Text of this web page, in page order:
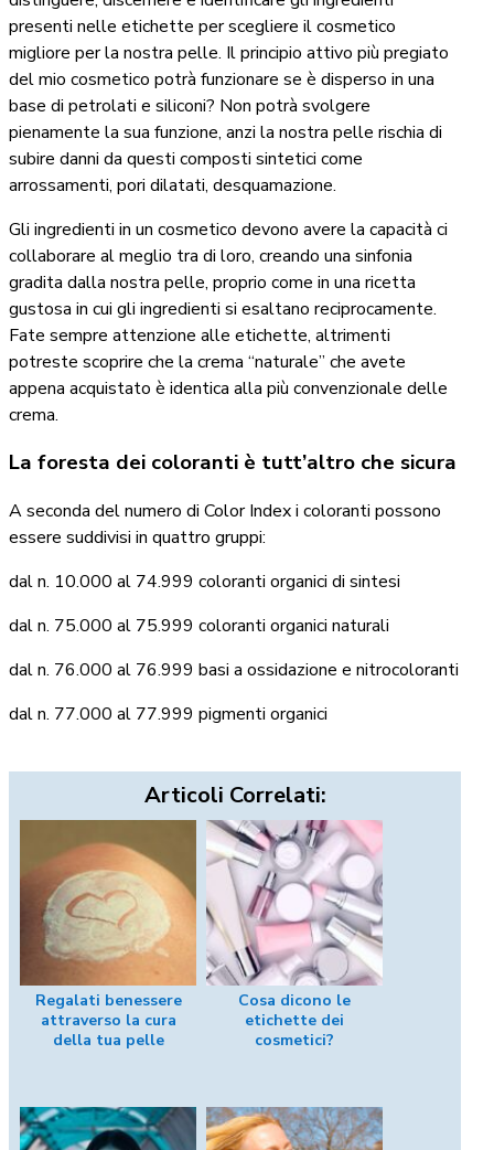
presenti nelle etichette per scegliere il cosmetico
migliore per la nostra pelle. Il principio attivo più pregiato
del mio cosmetico potrà funzionare se è disperso in una
base di petrolati e siliconi? Non potrà svolgere
pienamente la sua funzione, anzi la nostra pelle rischia di
subire danni da questi composti sintetici come
arrossamenti, pori dilatati, desquamazione.
Gli ingredienti in un cosmetico devono avere la capacità ci
collaborare al meglio tra di loro, creando una sinfonia
gradita dalla nostra pelle, proprio come in una ricetta
gustosa in cui gli ingredienti si esaltano reciprocamente.
Fate sempre attenzione alle etichette, altrimenti
potreste scoprire che la crema “naturale” che avete
appena acquistato è identica alla più convenzionale delle
crema.
La foresta dei coloranti è tutt’altro che sicura
A seconda del numero di Color Index i coloranti possono
essere suddivisi in quattro gruppi:
dal n. 10.000 al 74.999 coloranti organici di sintesi
dal n. 75.000 al 75.999 coloranti organici naturali
dal n. 76.000 al 76.999 basi a ossidazione e nitrocoloranti
dal n. 77.000 al 77.999 pigmenti organici
Articoli Correlati:
Regalati benessere
attraverso la cura
della tua pelle
Cosa dicono le
etichette dei
cosmetici?